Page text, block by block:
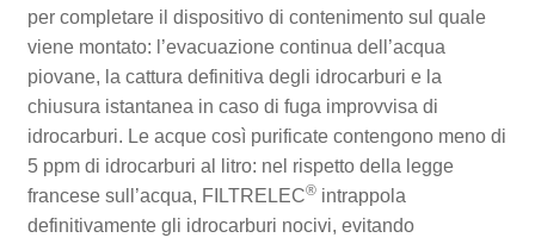
per completare il dispositivo di contenimento sul quale
viene montato: l’evacuazione continua dell’acqua
piovane, la cattura definitiva degli idrocarburi e la
chiusura istantanea in caso di fuga improvvisa di
idrocarburi. Le acque così purificate contengono meno di
5 ppm di idrocarburi al litro: nel rispetto della legge
francese sull’acqua, FILTRELEC® intrappola
definitivamente gli idrocarburi nocivi, evitando